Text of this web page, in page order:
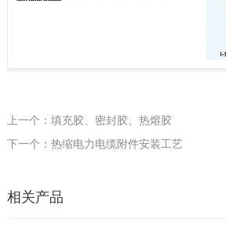
上一个：填充胶、密封胶、热熔胶
下一个：热缩电力电缆附件安装工艺
相关产品